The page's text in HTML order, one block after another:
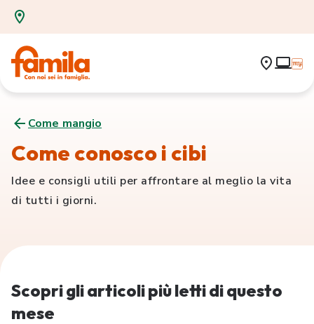
Come mangio
Come conosco i cibi
Idee e consigli utili per affrontare al meglio la vita
di tutti i giorni.
Scopri gli articoli più letti di questo
mese